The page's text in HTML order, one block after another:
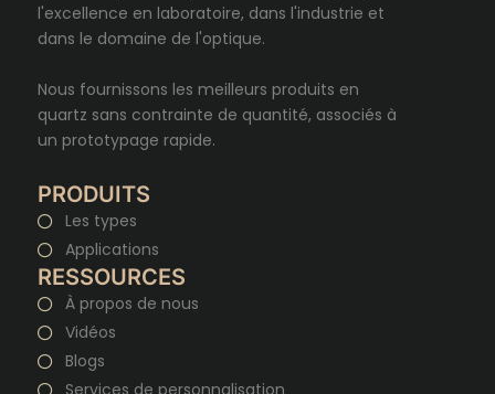
l'excellence en laboratoire, dans l'industrie et
dans le domaine de l'optique.
Nous fournissons les meilleurs produits en
quartz sans contrainte de quantité, associés à
un prototypage rapide.
PRODUITS
Les types
Applications
RESSOURCES
À propos de nous
Vidéos
Blogs